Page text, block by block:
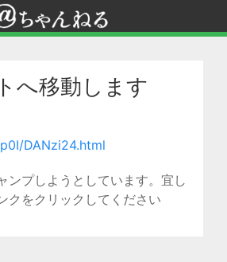
へ移動します
DANzi24.html
ンプしようとしています。宜し
クをクリックしてください